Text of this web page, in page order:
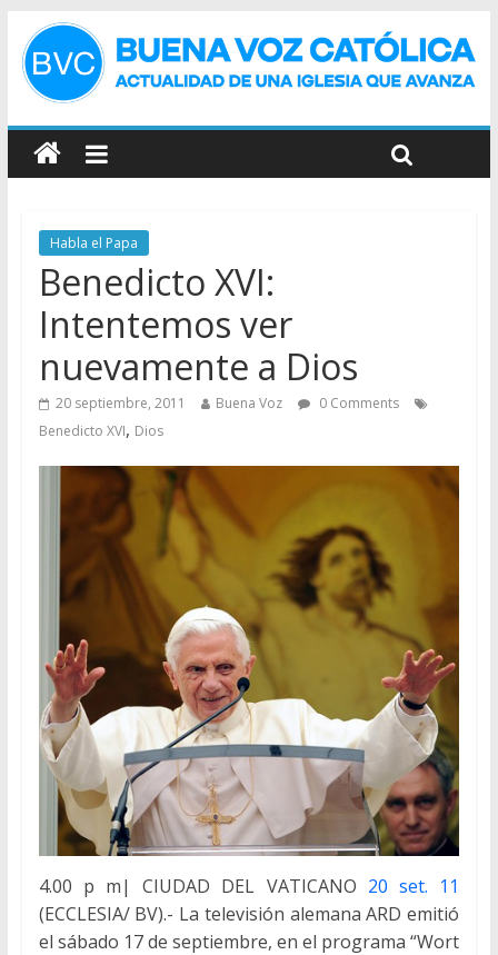
Habla el Papa
Benedicto XVI:
Intentemos ver
nuevamente a Dios
20 septiembre, 2011 Buena Voz
0 Comments
Benedicto XVI, Dios
4.00 p m| CIUDAD DEL VATICANO 20 set. 11
(ECCLESIA/ BV).- La televisión alemana ARD emitió
el sábado 17 de septiembre, en el programa “Wort